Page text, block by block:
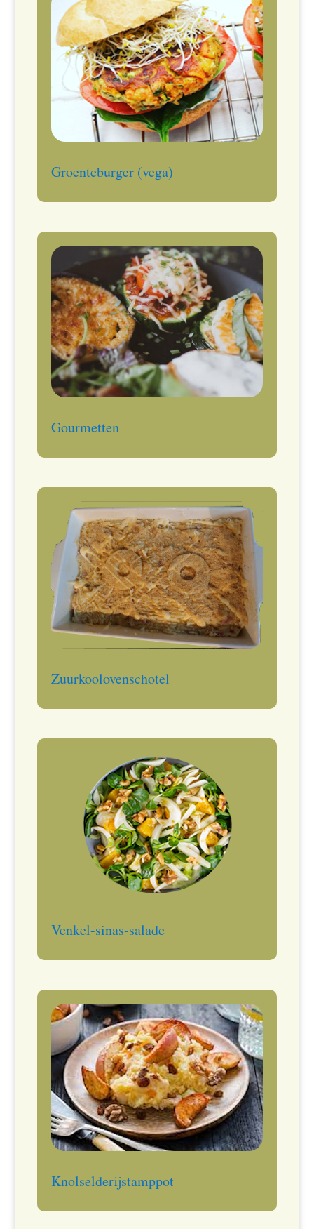
Groenteburger (vega)
Gourmetten
Zuurkoolovenschotel
Venkel-sinas-salade
Knolselderijstamppot